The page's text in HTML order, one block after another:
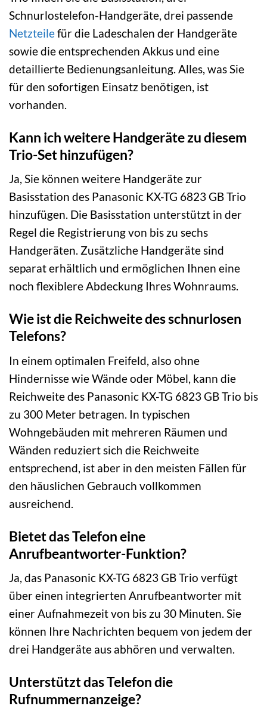
Schnurlostelefon-Handgeräte, drei passende
Netzteilefür die Ladeschalen der Handgeräte
sowie die entsprechenden Akkus und eine
detaillierte Bedienungsanleitung. Alles, was Sie
für den sofortigen Einsatz benötigen, ist
vorhanden.
Kann ich weitere Handgeräte zu diesem
Trio-Set hinzufügen?
Ja, Sie können weitere Handgeräte zur
Basisstation des Panasonic KX-TG 6823 GB Trio
hinzufügen. Die Basisstation unterstützt in der
Regel die Registrierung von bis zu sechs
Handgeräten. Zusätzliche Handgeräte sind
separat erhältlich und ermöglichen Ihnen eine
noch flexiblere Abdeckung Ihres Wohnraums.
Wie ist die Reichweite des schnurlosen
Telefons?
In einem optimalen Freifeld, also ohne
Hindernisse wie Wände oder Möbel, kann die
Reichweite des Panasonic KX-TG 6823 GB Trio bis
zu 300 Meter betragen. In typischen
Wohngebäuden mit mehreren Räumen und
Wänden reduziert sich die Reichweite
entsprechend, ist aber in den meisten Fällen für
den häuslichen Gebrauch vollkommen
ausreichend.
Bietet das Telefon eine
Anrufbeantworter-Funktion?
Ja, das Panasonic KX-TG 6823 GB Trio verfügt
über einen integrierten Anrufbeantworter mit
einer Aufnahmezeit von bis zu 30 Minuten. Sie
können Ihre Nachrichten bequem von jedem der
drei Handgeräte aus abhören und verwalten.
Unterstützt das Telefon die
Rufnummernanzeige?